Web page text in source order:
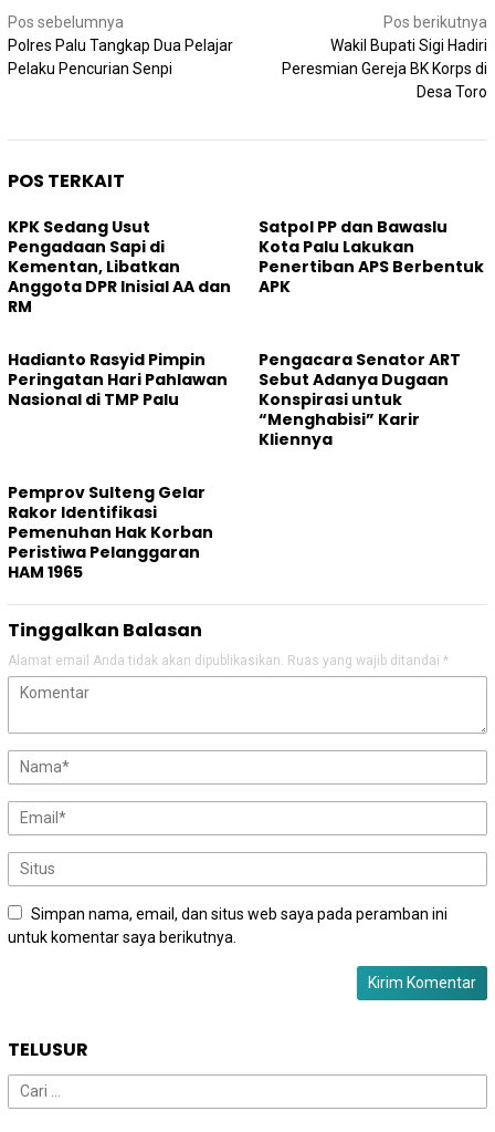
Navigasi
pos
Pos sebelumnya
Polres Palu Tangkap Dua Pelajar
Pelaku Pencurian Senpi
Pos berikutnya
Wakil Bupati Sigi Hadiri
Peresmian Gereja BK Korps di
Desa Toro
POS TERKAIT
KPK Sedang Usut
Pengadaan Sapi di
Kementan, Libatkan
Anggota DPR Inisial AA dan
RM
Satpol PP dan Bawaslu
Kota Palu Lakukan
Penertiban APS Berbentuk
APK
Hadianto Rasyid Pimpin
Peringatan Hari Pahlawan
Nasional di TMP Palu
Pengacara Senator ART
Sebut Adanya Dugaan
Konspirasi untuk
“Menghabisi” Karir
Kliennya
Pemprov Sulteng Gelar
Rakor Identifikasi
Pemenuhan Hak Korban
Peristiwa Pelanggaran
HAM 1965
Tinggalkan Balasan
Alamat email Anda tidak akan dipublikasikan. Ruas yang wajib ditandai *
Simpan nama, email, dan situs web saya pada peramban ini
untuk komentar saya berikutnya.
TELUSUR
Cari
untuk: